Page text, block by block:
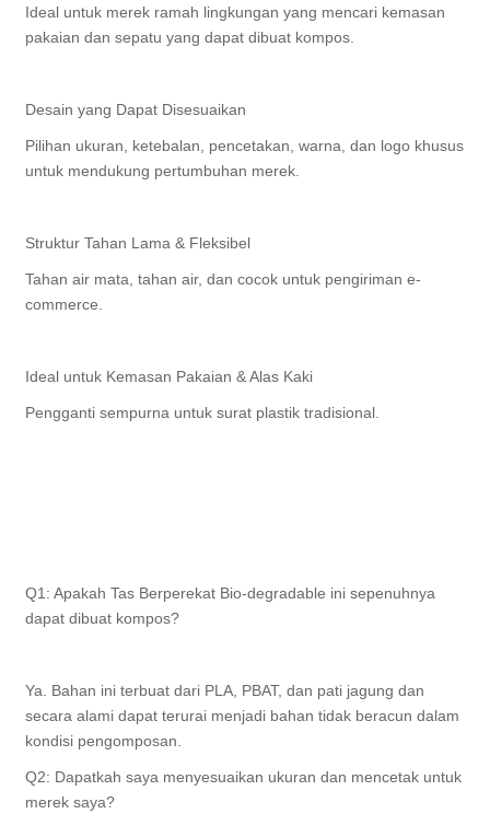
Ideal untuk merek ramah lingkungan yang mencari kemasan
pakaian dan sepatu yang dapat dibuat kompos.
Desain yang Dapat Disesuaikan
Pilihan ukuran, ketebalan, pencetakan, warna, dan logo khusus
untuk mendukung pertumbuhan merek.
Struktur Tahan Lama & Fleksibel
Tahan air mata, tahan air, dan cocok untuk pengiriman e-
commerce.
Ideal untuk Kemasan Pakaian & Alas Kaki
Pengganti sempurna untuk surat plastik tradisional.
Q1: Apakah Tas Berperekat Bio-degradable ini sepenuhnya
dapat dibuat kompos?
Ya. Bahan ini terbuat dari PLA, PBAT, dan pati jagung dan
secara alami dapat terurai menjadi bahan tidak beracun dalam
kondisi pengomposan.
Q2: Dapatkah saya menyesuaikan ukuran dan mencetak untuk
merek saya?